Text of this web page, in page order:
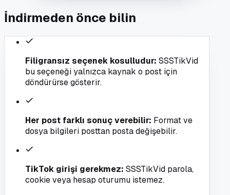
İndirmeden önce bilin
Filigransız seçenek kosulludur: SSSTikVid
bu seçeneği yalnızca kaynak o post için
döndürürse gösterir.
Her post farklı sonuç verebilir: Format ve
dosya bilgileri posttan posta değişebilir.
TikTok girişi gerekmez: SSSTikVid parola,
cookie veya hesap oturumu istemez.